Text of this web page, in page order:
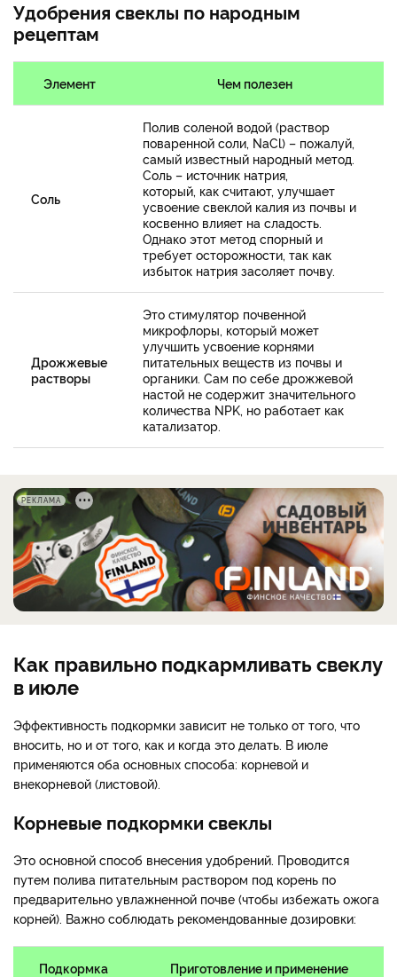
Удобрения свеклы по народным
рецептам
Элемент Чем полезен
Соль
Полив соленой водой (раствор
поваренной соли, NaCl) – пожалуй,
самый известный народный метод.
Соль – источник натрия,
который, как считают, улучшает
усвоение свеклой калия из почвы и
косвенно влияет на сладость.
Однако этот метод спорный и
требует осторожности, так как
избыток натрия засоляет почву.
Дрожжевые
растворы
Это стимулятор почвенной
микрофлоры, который может
улучшить усвоение корнями
питательных веществ из почвы и
органики. Сам по себе дрожжевой
настой не содержит значительного
количества NPK, но работает как
катализатор.
РЕКЛАМА
Как правильно подкармливать свеклу
в июле
Эффективность подкормки зависит не только от того, что
вносить, но и от того, как и когда это делать. В июле
применяются оба основных способа: корневой и
внекорневой (листовой).
Корневые подкормки свеклы
Это основной способ внесения удобрений. Проводится
путем полива питательным раствором под корень по
предварительно увлажненной почве (чтобы избежать ожога
корней). Важно соблюдать рекомендованные дозировки:
Подкормка Приготовление и применение